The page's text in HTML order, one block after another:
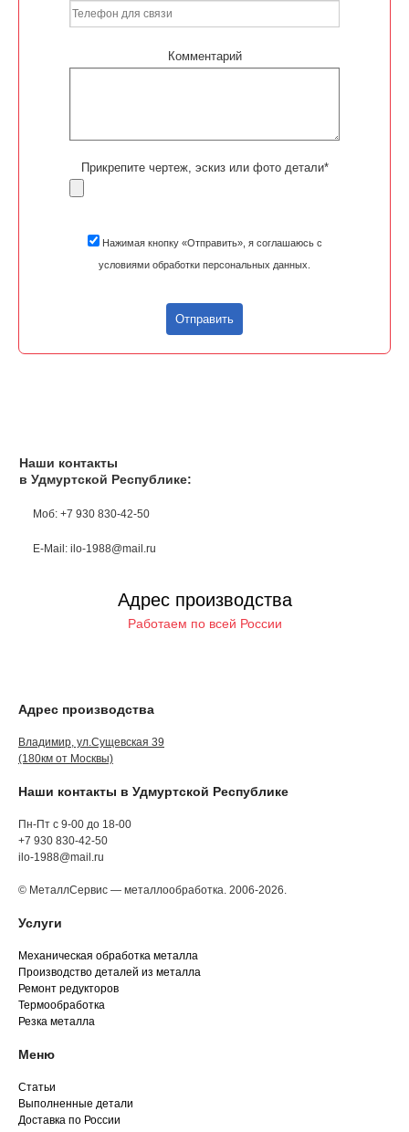
Комментарий
Прикрепите чертеж, эскиз или фото детали*
Нажимая кнопку «Отправить», я соглашаюсь с
условиями обработки персональных данных.
Отправить
Наши контакты
в Удмуртской Республике:
Моб: +7 930 830-42-50
E-Mail: ilo-1988@mail.ru
Адрес производства
Работаем по всей России
Адрес производства
Владимир, ул.Сущевская 39
(180км от Москвы)
Наши контакты в Удмуртской Республике
Пн-Пт с 9-00 до 18-00
+7 930 830-42-50
ilo-1988@mail.ru
© МеталлСервис — металлообработка. 2006-2026.
Услуги
Механическая обработка металла
Производство деталей из металла
Ремонт редукторов
Термообработка
Резка металла
Меню
Статьи
Выполненные детали
Доставка по России